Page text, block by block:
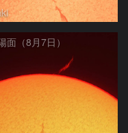
面（8月7日）